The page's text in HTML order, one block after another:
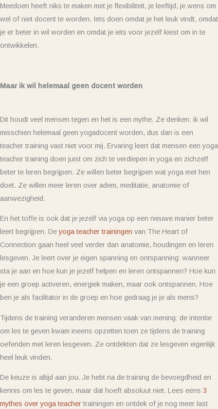
Meedoen heeft niks te maken met je flexibiliteit, je leeftijd, je wens om
wel of niet docent te worden. Iets doen omdat je het leuk vindt, omdat
je er beter in wil worden en omdat je iets voor jezelf kiest om in te
ontwikkelen.
Maar ik wil helemaal geen docent worden
Dit houdt veel mensen tegen en het is een mythe. Ze denken: ik wil
misschien helemaal geen yogadocent worden, dus dan is een
teacher training vast niet voor mij. Ervaring leert dat mensen een yoga
teacher training doen juist om zich te verdiepen in yoga en zichzelf
beter te leren begrijpen. Ze willen beter begrijpen wat yoga met hen
doet. Ze willen meer leren over adem, meditatie, anatomie of
aanwezigheid.
En het toffe is ook dat je jezelf via yoga op een nieuwe manier beter
leert begrijpen. Deyoga teacher trainingen van The Heart of
Connection gaan heel veel verder dan anatomie, houdingen en leren
lesgeven. Je leert over je eigen spanning en ontspanning: wanneer
sta je aan en hoe kun je jezelf helpen en leren ontspannen? Hoe kun
je een groep activeren, energiek maken, maar ook ontspannen. Hoe
ben je als facilitator in de groep en hoe gedraag je je als mens?
Tijdens de training veranderen mensen vaak van mening: de intentie
om les te geven kwam ineens opzetten toen ze tijdens de training
oefenden met leren lesgeven. Ze ontdekten dat ze lesgeven eigenlijk
heel leuk vinden.
De keuze is altijd aan jou. Je hebt na de training de bevoegdheid en
kennis om les te geven, maar dat hoeft absoluut niet. Lees eens 3
mythes over yoga teacher trainingen en ontdek of je nog meer last